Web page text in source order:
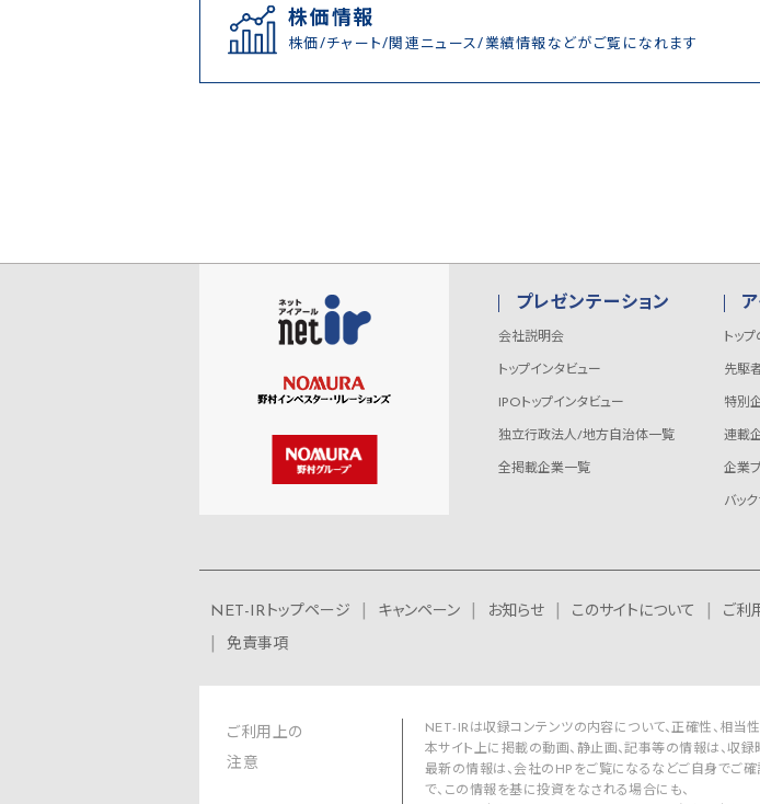
株価情報
株価/チャート/関連ニュース/業績情報などがご覧になれます
プレゼンテーション
会社説明会
トップインタビュー
IPOトップインタビュー
独立行政法人/地方自治体一覧
全掲載企業一覧
トッ
先駆
特別
連載
企業
バッ
NET-IRトップページ キャンペーン お知らせ このサイトについて ご利
免責事項
ご利用上の
注意
NET-IRは収録コンテンツの内容について、正確性、相当
本サイト上に掲載の動画、静止画、記事等の情報は、収録
最新の情報は、会社のHPをご覧になるなどご自身でご
で、この情報を基に投資をなされる場合にも、